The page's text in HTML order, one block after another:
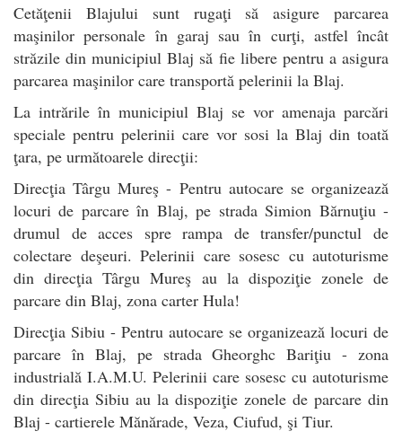
Cetăţenii Blajului sunt rugaţi să asigure parcarea
maşinilor personale în garaj sau în curţi, astfel încât
străzile din municipiul Blaj să fie libere pentru a asigura
parcarea maşinilor care transportă pelerinii la Blaj.
La intrările în municipiul Blaj se vor amenaja parcări
speciale pentru pelerinii care vor sosi la Blaj din toată
ţara, pe următoarele direcţii:
Direcţia Târgu Mureş - Pentru autocare se organizează
locuri de parcare în Blaj, pe strada Simion Bărnuţiu -
drumul de acces spre rampa de transfer/punctul de
colectare deşeuri. Pelerinii care sosesc cu autoturisme
din direcţia Târgu Mureş au la dispoziţie zonele de
parcare din Blaj, zona carter Hula!
Direcţia Sibiu - Pentru autocare se organizează locuri de
parcare în Blaj, pe strada Gheorghc Bariţiu - zona
industrială I.A.M.U. Pelerinii care sosesc cu autoturisme
din direcţia Sibiu au la dispoziţie zonele de parcare din
Blaj - cartierele Mănărade, Veza, Ciufud, şi Tiur.